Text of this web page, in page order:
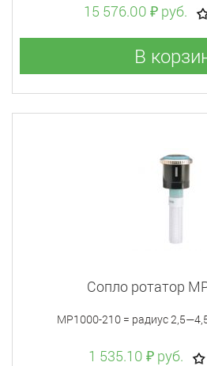
15 576.00 ₽ руб.
В
Сопло ротатор
MP1000-210 = радиус
1 535.10 ₽ руб.